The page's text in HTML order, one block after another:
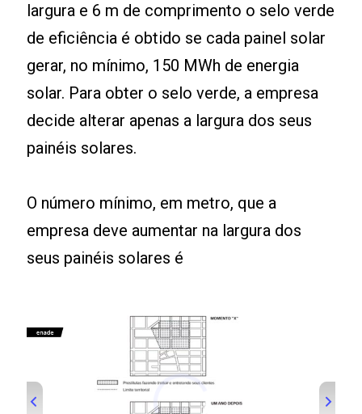
largura e 6 m de comprimento o selo verde
de eficiência é obtido se cada painel solar
gerar, no mínimo, 150 MWh de energia
solar. Para obter o selo verde, a empresa
decide alterar apenas a largura dos seus
painéis solares.
O número mínimo, em metro, que a
empresa deve aumentar na largura dos
seus painéis solares é